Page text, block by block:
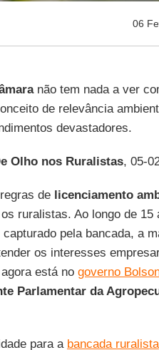
06
não tem nada a ver
de relevância
devastadores.
Olho nos Ruralistas, 05-
de licenciamento
ruralistas. Ao longo de 15
pela bancada, a
os interesses
está no governo
Parlamentar da
para a bancada ruralista